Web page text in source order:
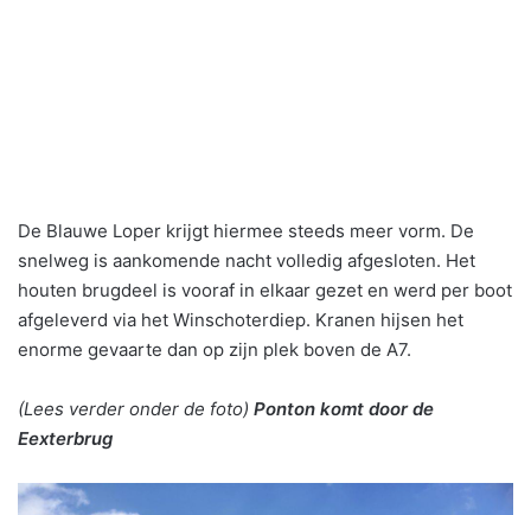
De Blauwe Loper krijgt hiermee steeds meer vorm. De
snelweg is aankomende nacht volledig afgesloten. Het
houten brugdeel is vooraf in elkaar gezet en werd per boot
afgeleverd via het Winschoterdiep. Kranen hijsen het
enorme gevaarte dan op zijn plek boven de A7.
(Lees verder onder de foto) Ponton komt door de
Eexterbrug